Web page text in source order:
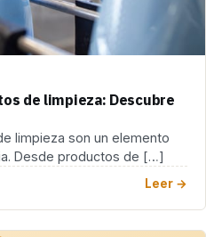
de limpieza: Descubre
limpieza son un elemento
Desde productos de […]
Leer →